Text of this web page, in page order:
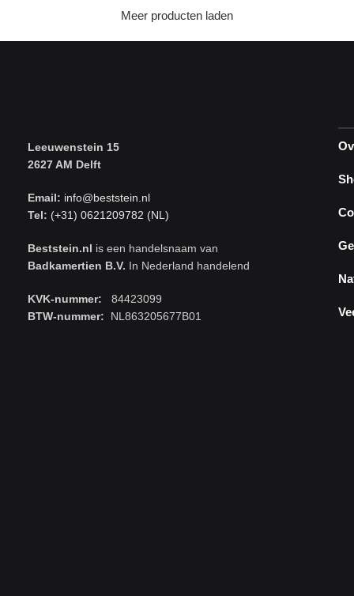
Meer producten laden
Leeuwenstein 15
2627 AM Delft
Email: info@beststein.nl
Tel: (+31) 0621209782 (NL)
Beststein.nl is een handelsnaam van
Badkamertien B.V. In Nederland handelend
KVK-nummer: 84423099
BTW-nummer: NL863205677B01